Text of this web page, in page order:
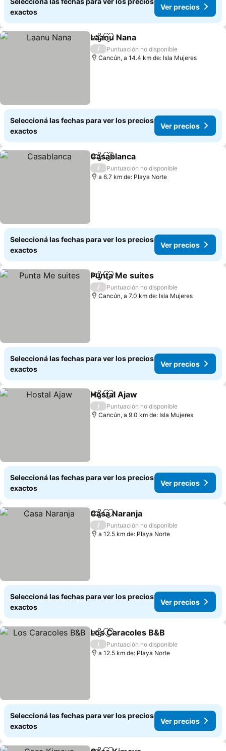
exactos
Ver precios
CompartirAñadir a favoritos
Laanu Nana
/
Puntuación no disponible
Cancún, a 14.4 km de: Isla Mujeres
Seleccioná las fechas para ver los precios
exactos
Ver precios
CompartirAñadir a favoritos
Casablanca
/
Puntuación no disponible
a 6.7 km de: Playa Norte
Seleccioná las fechas para ver los precios
exactos
Ver precios
CompartirAñadir a favoritos
Punta Me suites
/
Puntuación no disponible
Cancún, a 7.0 km de: Isla Mujeres
Seleccioná las fechas para ver los precios
exactos
Ver precios
CompartirAñadir a favoritos
Hostal Ajaw
/
Puntuación no disponible
Cancún, a 9.0 km de: Isla Mujeres
Seleccioná las fechas para ver los precios
exactos
Ver precios
CompartirAñadir a favoritos
Casa Naranja
/
Puntuación no disponible
a 12.5 km de: Playa Norte
Seleccioná las fechas para ver los precios
exactos
Ver precios
CompartirAñadir a favoritos
Los Caracoles B&B
/
Puntuación no disponible
a 12.5 km de: Playa Norte
Seleccioná las fechas para ver los precios
exactos
Ver precios